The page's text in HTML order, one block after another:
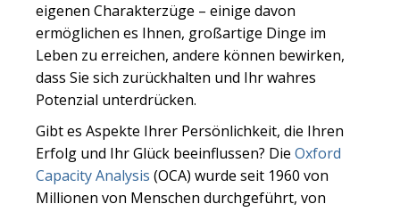
eigenen Charakterzüge – einige davon
ermöglichen es Ihnen, großartige Dinge im
Leben zu erreichen, andere können bewirken,
dass Sie sich zurückhalten und Ihr wahres
Potenzial unterdrücken.
Gibt es Aspekte Ihrer Persönlichkeit, die Ihren
Erfolg und Ihr Glück beeinflussen? Die Oxford
Capacity Analysis (OCA) wurde seit 1960 von
Millionen von Menschen durchgeführt, von